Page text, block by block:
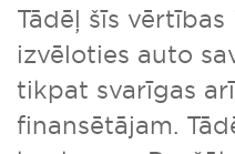
Tādēļ šīs
izvēloties auto
tikpat svarīgas
finansētājam.